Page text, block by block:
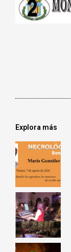
Explora más